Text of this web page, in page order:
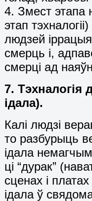
4. Змест этапа
этап
людзей
смерць і,
смерці ад
7. Тэхналогія
ідала).
Калі людзі
то разбурыць
ідала
ці “дурак”
сценах і
ідала ў